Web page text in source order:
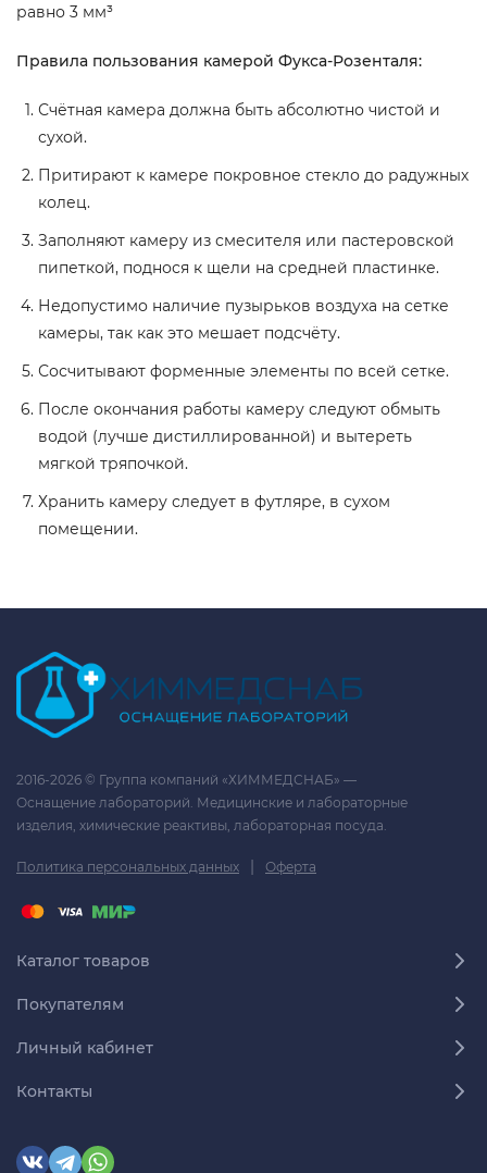
равно 3 мм³
Правила пользования камерой Фукса-Розенталя:
Счётная камера должна быть абсолютно чистой и
сухой.
Притирают к камере покровное стекло до радужных
колец.
Заполняют камеру из смесителя или пастеровской
пипеткой, поднося к щели на средней пластинке.
Недопустимо наличие пузырьков воздуха на сетке
камеры, так как это мешает подсчёту.
Сосчитывают форменные элементы по всей сетке.
После окончания работы камеру следуют обмыть
водой (лучше дистиллированной) и вытереть
мягкой тряпочкой.
Хранить камеру следует в футляре, в сухом
помещении.
2016-2026 © Группа компаний «ХИММЕДСНАБ» —
Оснащение лабораторий. Медицинские и лабораторные
изделия, химические реактивы, лабораторная посуда.
Политика персональных данных | Оферта
Каталог товаров
Покупателям
Личный кабинет
Контакты